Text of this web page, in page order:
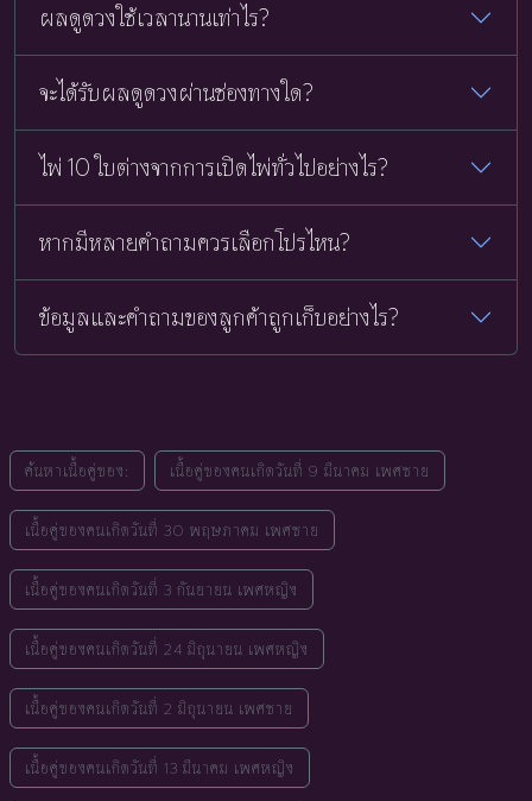
ผลดูดวงใช้เวลานานเท่าไร?
จะได้รับผลดูดวงผ่านช่องทางใด?
ไพ่ 10 ใบต่างจากการเปิดไพ่ทั่วไปอย่างไร?
หากมีหลายคำถามควรเลือกโปรไหน?
ข้อมูลและคำถามของลูกค้าถูกเก็บอย่างไร?
ค้นหาเนื้อคู่ของ: เนื้อคู่ของคนเกิดวันที่ 9 มีนาคม เพศชาย
เนื้อคู่ของคนเกิดวันที่ 30 พฤษภาคม เพศชาย
เนื้อคู่ของคนเกิดวันที่ 3 กันยายน เพศหญิง
เนื้อคู่ของคนเกิดวันที่ 24 มิถุนายน เพศหญิง
เนื้อคู่ของคนเกิดวันที่ 2 มิถุนายน เพศชาย
เนื้อคู่ของคนเกิดวันที่ 13 มีนาคม เพศหญิง